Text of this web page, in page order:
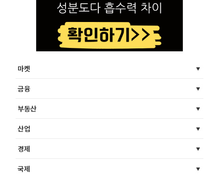
마켓
금융
부동산
산업
경제
국제